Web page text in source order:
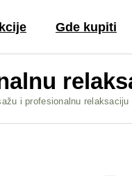
Gde kupiti
i profesionalnu relaksaciju